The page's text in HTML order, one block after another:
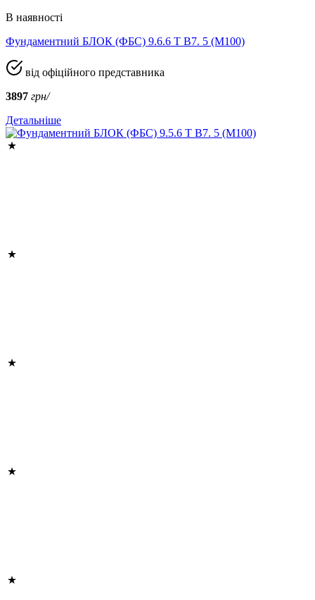
В наявності
Фундаментний БЛОК (ФБС) 9.6.6 Т B7. 5 (М100)
від офіційного представника
3897 грн/
Детальніше